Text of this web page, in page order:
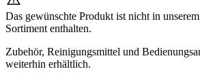
Das gewünschte Produkt ist nicht in
Sortiment enthalten.
Zubehör, Reinigungsmittel und
weiterhin erhältlich.